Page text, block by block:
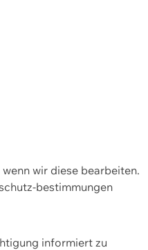
wir diese bearbeiten.
bestimmungen
informiert zu